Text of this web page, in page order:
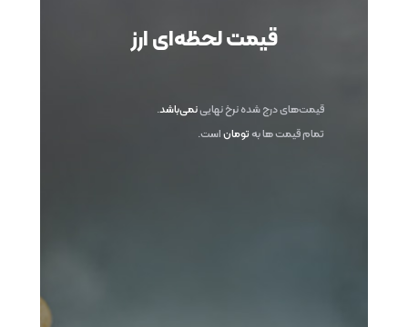
قیمت لحظه‌ای ارز
قیمت‌های درج شده نرخ نهایینمی‌باشد.
تمام قیمت ها به توماناست.